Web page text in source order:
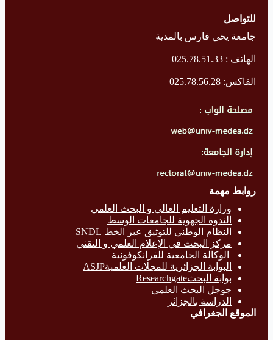
للتواصل
جامعة يحي فارس بالمدية
الهاتف : 025.78.51.33
الفاكس: 025.78.56.28
روابط مهمة
وزارة التعليم العالي و البحث العلمي
الندوة الجهوية للجامعات الوسط
النظام الوطني للتوثيق عبر الخط
مركز البحث في الإعلام العلمي و التقني
الوكالة الجامعية للفرانكوفونية
البوابة الجزائرية للمجلات العلميةASJP
بوابة البحثResearchgate
جوجل البحث العلمى
الدراسة بالجزائر
الموقع الجغرافي